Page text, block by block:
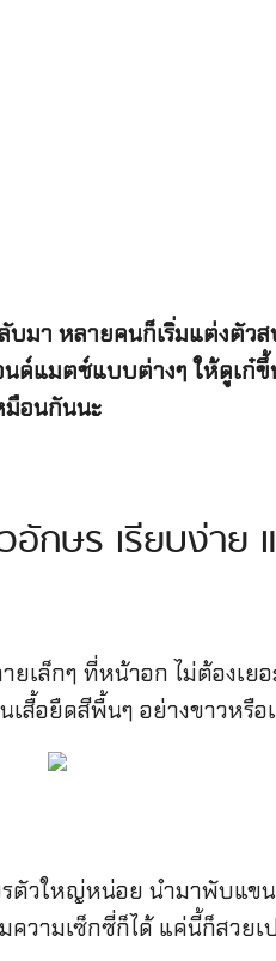
มา หลายคนก็เริ่มแต่งตัวส
ด์แมตช์แบบต่างๆ ให้ดูเก๋ขึ้
อนกันนะ
กษร เรียบง่าย
ยเล็กๆ ที่หน้าอก ไม่ต้องเย
สื้อยืดสีพื้นๆ อย่างขาวหรือ
ตัวใหญ่หน่อย นำมาพับแข
วามเซ็กซี่ก็ได้ แค่นี้ก็สวยเ